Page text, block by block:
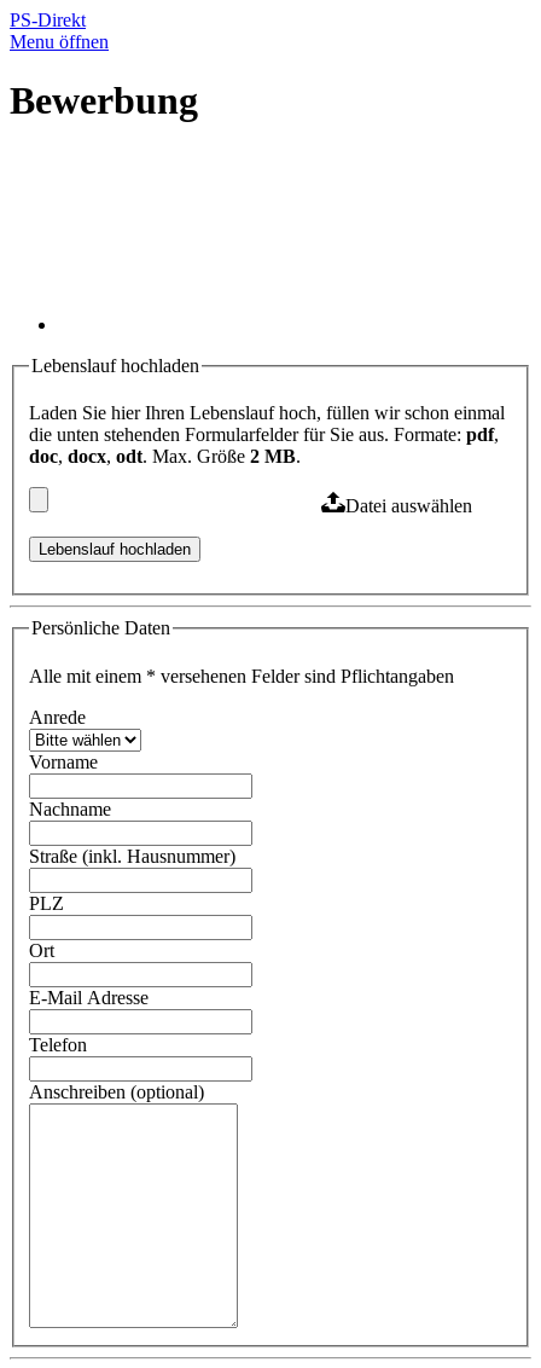
PS-Direkt
Menu öffnen
Bewerbung
Lebenslauf hochladen
Laden Sie hier Ihren Lebenslauf hoch, füllen wir schon einmal
die unten stehenden Formularfelder für Sie aus. Formate: pdf,
doc, docx, odt. Max. Größe 2 MB.
Datei auswählen
Persönliche Daten
Alle mit einem * versehenen Felder sind Pflichtangaben
Anrede
Vorname
Nachname
Straße (inkl. Hausnummer)
PLZ
Ort
E-Mail Adresse
Telefon
Anschreiben (optional)